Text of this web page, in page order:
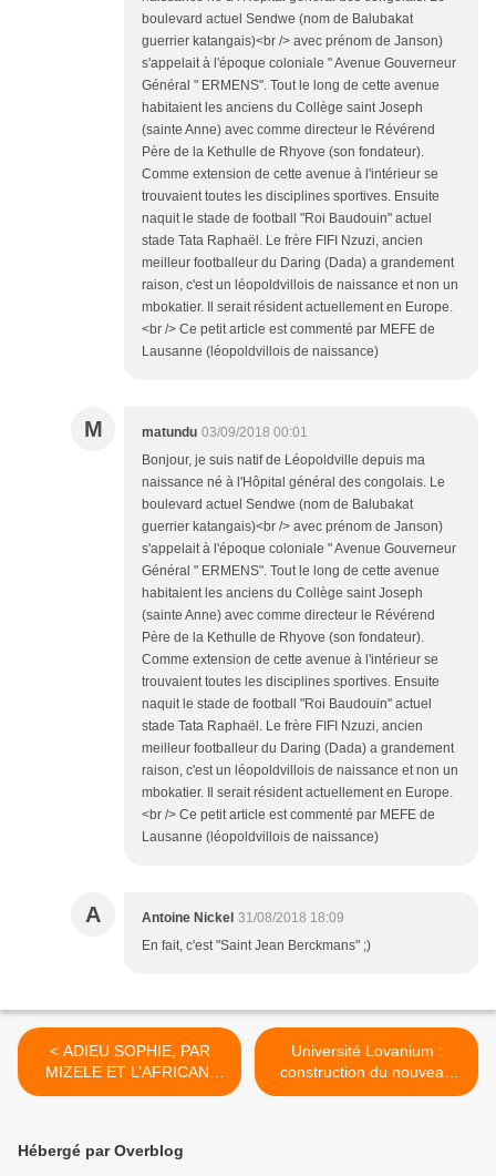
boulevard actuel Sendwe (nom de Balubakat
guerrier katangais)<br /> avec prénom de Janson)
s'appelait à l'époque coloniale " Avenue Gouverneur
Général " ERMENS". Tout le long de cette avenue
habitaient les anciens du Collège saint Joseph
(sainte Anne) avec comme directeur le Révérend
Père de la Kethulle de Rhyove (son fondateur).
Comme extension de cette avenue à l'intérieur se
trouvaient toutes les disciplines sportives. Ensuite
naquit le stade de football "Roi Baudouin" actuel
stade Tata Raphaël. Le frère FIFI Nzuzi, ancien
meilleur footballeur du Daring (Dada) a grandement
raison, c'est un léopoldvillois de naissance et non un
mbokatier. Il serait résident actuellement en Europe.
<br /> Ce petit article est commenté par MEFE de
Lausanne (léopoldvillois de naissance)
M matundu 03/09/2018 00:01
Bonjour, je suis natif de Léopoldville depuis ma
naissance né à l'Hôpital général des congolais. Le
boulevard actuel Sendwe (nom de Balubakat
guerrier katangais)<br /> avec prénom de Janson)
s'appelait à l'époque coloniale " Avenue Gouverneur
Général " ERMENS". Tout le long de cette avenue
habitaient les anciens du Collège saint Joseph
(sainte Anne) avec comme directeur le Révérend
Père de la Kethulle de Rhyove (son fondateur).
Comme extension de cette avenue à l'intérieur se
trouvaient toutes les disciplines sportives. Ensuite
naquit le stade de football "Roi Baudouin" actuel
stade Tata Raphaël. Le frère FIFI Nzuzi, ancien
meilleur footballeur du Daring (Dada) a grandement
raison, c'est un léopoldvillois de naissance et non un
mbokatier. Il serait résident actuellement en Europe.
<br /> Ce petit article est commenté par MEFE de
Lausanne (léopoldvillois de naissance)
A Antoine Nickel 31/08/2018 18:09
En fait, c'est "Saint Jean Berckmans" ;)
< ADIEU SOPHIE, PAR
MIZELE ET L’AFRICAN-
FIESTA SUKISA.
Université Lovanium :
construction du nouveau
quartier eurafricain à la fin
Hébergé par Overblog